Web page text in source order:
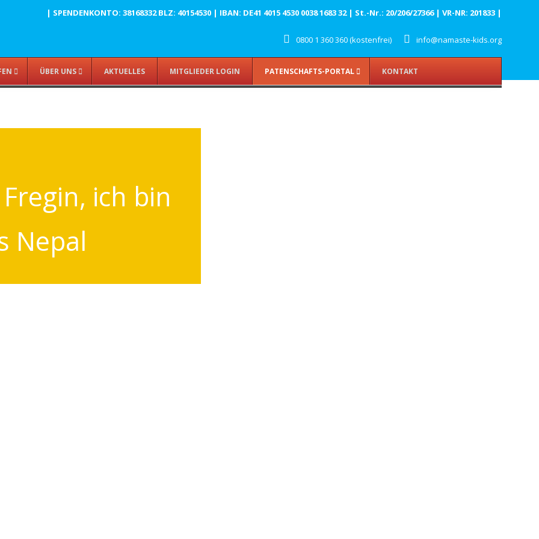
| SPENDENKONTO: 38168332 BLZ: 40154530 | IBAN: DE41 4015 4530 0038 1683 32 | St.-Nr.: 20/206/27366 | VR-NR: 201833 |
0800 1 360 360 (kostenfrei) info@namaste-kids.org
ÜBER UNS AKTUELLES MITGLIEDER LOGIN PATENSCHAFTS-PORTAL KONTAKT
ich bin
Nepal